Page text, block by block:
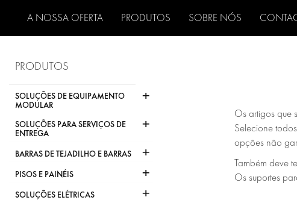
A NOSSA OFERTA PRODUTOS SOBRE NÓS
PRODUTOS
SOLUÇÕES DE EQUIPAMENTO
MODULAR
+
SOLUÇÕES PARA SERVIÇOS DE
ENTREGA
+
BARRAS DE TEJADILHO E BARRAS +
PISOS E PAINÉIS +
SOLUÇÕES ELÉTRICAS +
Os artigos que
Selecione
opções não
Também deve
Os suportes